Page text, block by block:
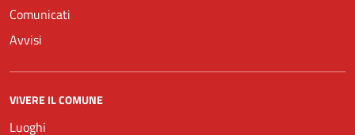
Comunicati
Avvisi
VIVERE IL COMUNE
Luoghi